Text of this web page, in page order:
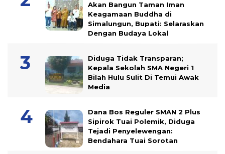
Akan Bangun Taman Iman
Keagamaan Buddha di
Simalungun, Bupati: Selaraskan
Dengan Budaya Lokal
Diduga Tidak Transparan;
Kepala Sekolah SMA Negeri 1
Bilah Hulu Sulit Di Temui Awak
Media
Dana Bos Reguler SMAN 2 Plus
Sipirok Tuai Polemik, Diduga
Tejadi Penyelewengan:
Bendahara Tuai Sorotan